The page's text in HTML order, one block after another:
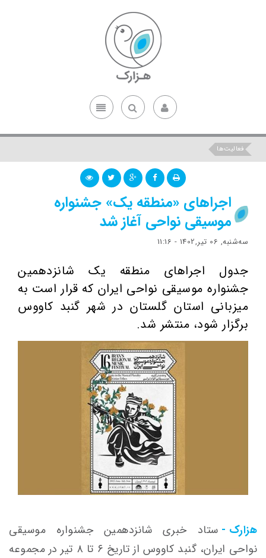
فعالیت‌ها
اجراهای «منطقه یک» جشنواره
موسیقی نواحی آغاز شد
ﺳﻪشنبه, 06 تیر,1402 - 11:16
جدول اجراهای منطقه یک شانزدهمین
جشنواره موسیقی نواحی ایران که قرار است به
میزبانی استان گلستان در شهر گنبد کاووس
برگزار شود، ‌منتشر شد.
هزارک - ستاد خبری شانزدهمین جشنواره موسیقی
نواحی ایران، گنبد کاووس از تاریخ ۶ تا ۸ تیر در مجموعه